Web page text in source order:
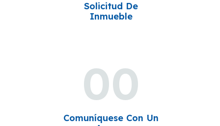
Solicitud De
Inmueble
00
Comuníquese Con Un